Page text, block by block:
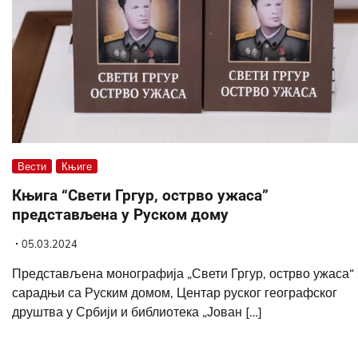
Вести Књиге
Књига “Свети Гргур, острво ужаса”
представљена у Руском дому
05.03.2024
Представљена монографија „Свети Гргур, острво ужаса“
сарадњи са Руским домом, Центар руског географског
друштва у Србији и библиотека „Јован […]